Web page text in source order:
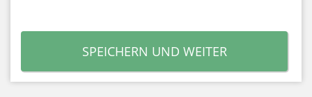
SPEICHERN UND WEITER